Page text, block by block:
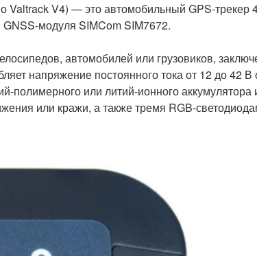
Valtrack V4) — это автомобильный GPS-трекер
модуля SIMCom SIM7672.
автомобилей или грузовиков,
напряжение постоянного тока от 12 до 42 В
полимерного или литий-ионного аккумулятора
или кражи, а также тремя RGB-